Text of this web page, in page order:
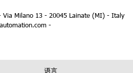
Via Milano 13 - 20045 Lainate (MI) - Italy
-